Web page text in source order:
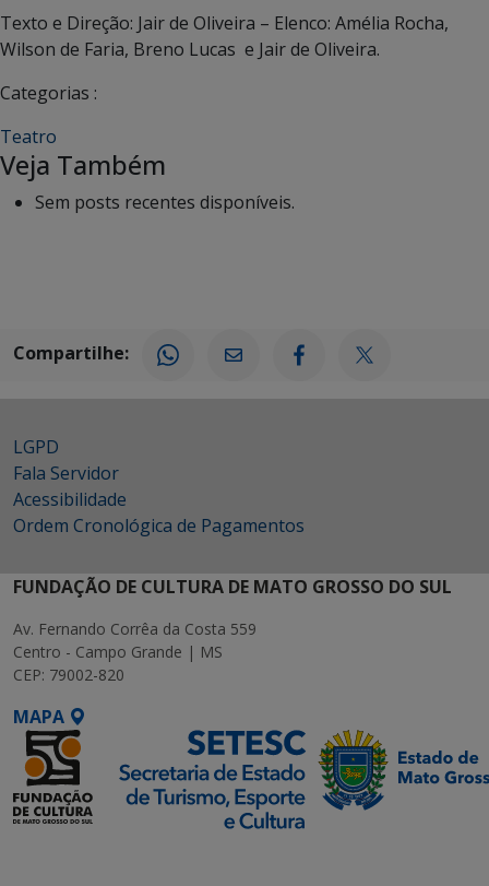
Texto e Direção: Jair de Oliveira – Elenco: Amélia Rocha,
Wilson de Faria, Breno Lucas e Jair de Oliveira.
Categorias :
Teatro
Veja Também
Sem posts recentes disponíveis.
Compartilhe:
LGPD
Fala Servidor
Acessibilidade
Ordem Cronológica de Pagamentos
FUNDAÇÃO DE CULTURA DE MATO GROSSO DO SUL
Av. Fernando Corrêa da Costa 559
Centro - Campo Grande | MS
CEP: 79002-820
MAPA